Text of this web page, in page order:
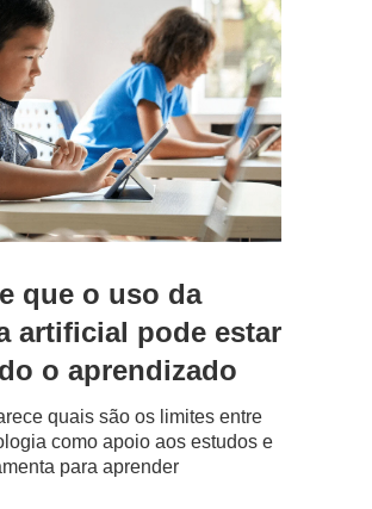
que o uso da
artificial pode estar
o aprendizado
quais são os limites entre
como apoio aos estudos e
para aprender